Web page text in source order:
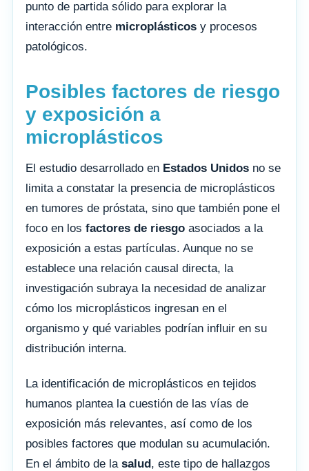
punto de partida sólido para explorar la
interacción entre microplásticos y procesos
patológicos.
Posibles factores de riesgo
y exposición a
microplásticos
El estudio desarrollado en Estados Unidos no se
limita a constatar la presencia de microplásticos
en tumores de próstata, sino que también pone el
foco en los factores de riesgo asociados a la
exposición a estas partículas. Aunque no se
establece una relación causal directa, la
investigación subraya la necesidad de analizar
cómo los microplásticos ingresan en el
organismo y qué variables podrían influir en su
distribución interna.
La identificación de microplásticos en tejidos
humanos plantea la cuestión de las vías de
exposición más relevantes, así como de los
posibles factores que modulan su acumulación.
En el ámbito de la salud, este tipo de hallazgos